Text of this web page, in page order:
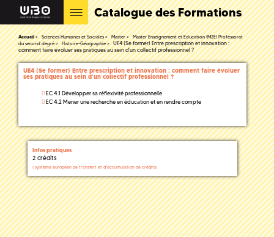
Catalogue des Formations
Accueil Sciences Humaines et Sociales Master
Master Enseignement et Education (M2E) Professorat
du second degré
Histoire-Géographie
UE4 (Se former) Entre prescription et innovation :
comment faire évoluer ses pratiques au sein d’un collectif professionnel ?
UE4 (Se former) Entre prescription et innovation : comment faire évoluer
ses pratiques au sein d’un collectif professionnel ?
EC 4.1 Développer sa réflexivité professionnelle
EC 4.2 Mener une recherche en éducation et en rendre compte
Infos pratiques
2 crédits
( système européen de transfert et d'accumulation de crédits)